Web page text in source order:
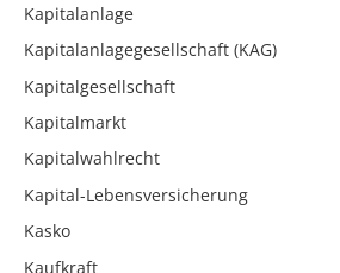
Kapitalanlage
Kapitalanlagegesellschaft (KAG)
Kapitalgesellschaft
Kapitalmarkt
Kapitalwahlrecht
Kapital-Lebensversicherung
Kasko
Kaufkraft